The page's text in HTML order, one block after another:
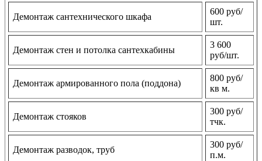
Демонтаж сантехнического шкафа
600 руб/
шт.
Демонтаж стен и потолка сантехкабины
3 600
руб/шт.
Демонтаж армированного пола (поддона)
800 руб/
кв м.
Демонтаж стояков
300 руб/
тчк.
Демонтаж разводок, труб
300 руб/
п.м.